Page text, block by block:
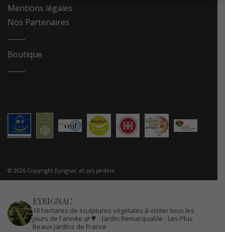
Mentions légales
Nos Partenaires
Boutique
© 2026 Copyright Eyrignac et ses jardins.
EYRIGNAC
10 hectares de sculptures végétales à visiter tous les
jours de l'année 🌿🌳 - Jardin Remarquable - Les Plus
Beaux Jardins de France